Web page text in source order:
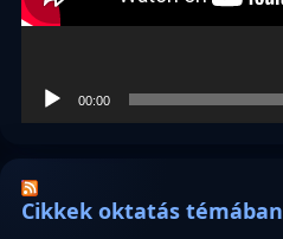
00:00
Cikkek oktatás témában